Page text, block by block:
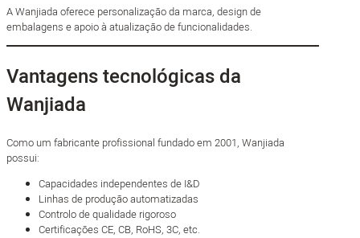
A Wanjiada oferece personalização da marca, design de
embalagens e apoio à atualização de funcionalidades.
Vantagens tecnológicas da
Wanjiada
Como um fabricante profissional fundado em 2001, Wanjiada
possui:
Capacidades independentes de I&D
Linhas de produção automatizadas
Controlo de qualidade rigoroso
Certificações CE, CB, RoHS, 3C, etc.